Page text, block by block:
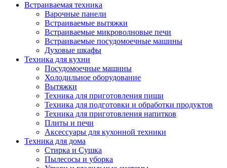
Встраиваемая техника
Варочные панели
Встраиваемые вытяжки
Встраиваемые микроволновые печи
Встраиваемые посудомоечные машины
Духовые шкафы
Техника для кухни
Посудомоечные машины
Холодильное оборудование
Вытяжки
Техника для приготовления пищи
Техника для подготовки и обработки продуктов
Техника для приготовления напитков
Плиты и печи
Аксессуары для кухонной техники
Техника для дома
Стирка и Сушка
Пылесосы и уборка